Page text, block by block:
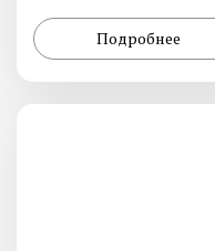
Подробнее